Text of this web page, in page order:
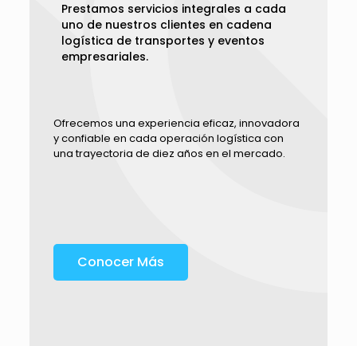
Prestamos servicios integrales a cada
uno de nuestros clientes en cadena
logística de transportes y eventos
empresariales.
Ofrecemos una experiencia eficaz, innovadora
y confiable en cada operación logística con
una trayectoria de diez años en el mercado.
Conocer Más